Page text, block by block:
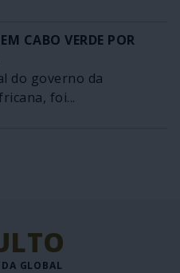
CABO VERDE POR
do governo da
foi...
GLOBAL